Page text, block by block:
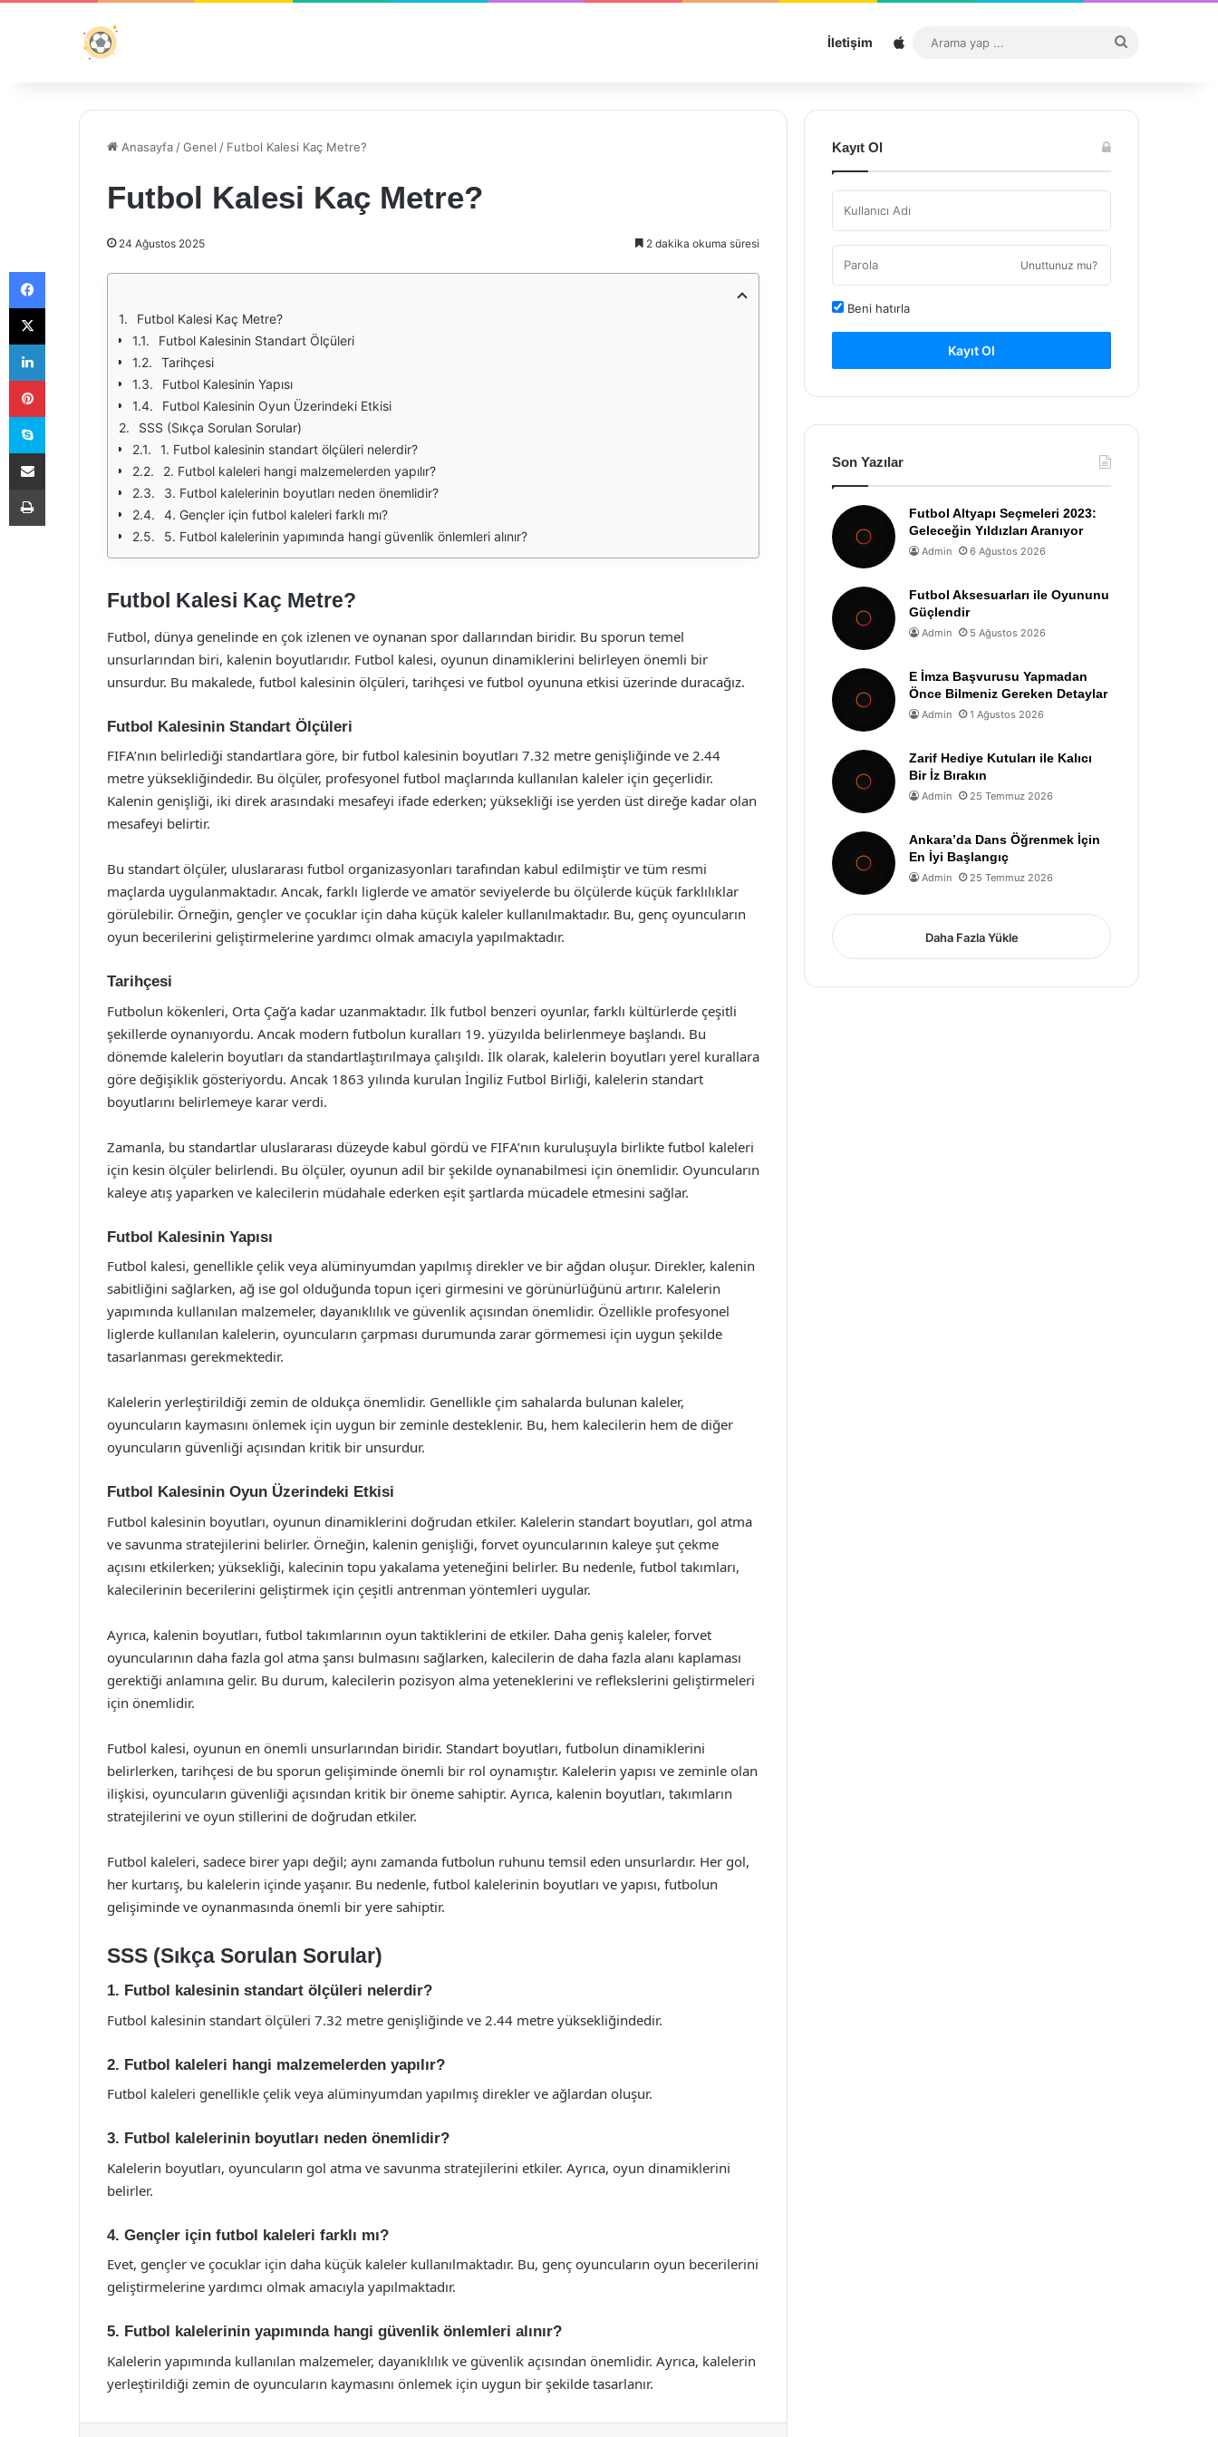
İletişim Sitemap
...
Anasayfa /Genel / Futbol Kalesi Kaç Metre?
Futbol Kalesi Kaç Metre?
24 Ağustos 2025 2 dakika okuma süresi
Futbol Kalesi Kaç Metre?
Futbol Kalesinin Standart Ölçüleri
Tarihçesi
Futbol Kalesinin Yapısı
Futbol Kalesinin Oyun Üzerindeki Etkisi
SSS (Sıkça Sorulan Sorular)
1. Futbol kalesinin standart ölçüleri nelerdir?
2. Futbol kaleleri hangi malzemelerden yapılır?
3. Futbol kalelerinin boyutları neden önemlidir?
4. Gençler için futbol kaleleri farklı mı?
5. Futbol kalelerinin yapımında hangi güvenlik önlemleri alınır?
Futbol Kalesi Kaç Metre?
Futbol, dünya genelinde en çok izlenen ve oynanan spor dallarından biridir. Bu sporun temel
unsurlarından biri, kalenin boyutlarıdır. Futbol kalesi, oyunun dinamiklerini belirleyen önemli bir
unsurdur. Bu makalede, futbol kalesinin ölçüleri, tarihçesi ve futbol oyununa etkisi üzerinde duracağız.
Futbol Kalesinin Standart Ölçüleri
FIFA’nın belirlediği standartlara göre, bir futbol kalesinin boyutları 7.32 metre genişliğinde ve 2.44
metre yüksekliğindedir. Bu ölçüler, profesyonel futbol maçlarında kullanılan kaleler için geçerlidir.
Kalenin genişliği, iki direk arasındaki mesafeyi ifade ederken; yüksekliği ise yerden üst direğe kadar olan
mesafeyi belirtir.
Bu standart ölçüler, uluslararası futbol organizasyonları tarafından kabul edilmiştir ve tüm resmi
maçlarda uygulanmaktadır. Ancak, farklı liglerde ve amatör seviyelerde bu ölçülerde küçük farklılıklar
görülebilir. Örneğin, gençler ve çocuklar için daha küçük kaleler kullanılmaktadır. Bu, genç oyuncuların
oyun becerilerini geliştirmelerine yardımcı olmak amacıyla yapılmaktadır.
Tarihçesi
Futbolun kökenleri, Orta Çağ’a kadar uzanmaktadır. İlk futbol benzeri oyunlar, farklı kültürlerde çeşitli
şekillerde oynanıyordu. Ancak modern futbolun kuralları 19. yüzyılda belirlenmeye başlandı. Bu
dönemde kalelerin boyutları da standartlaştırılmaya çalışıldı. İlk olarak, kalelerin boyutları yerel kurallara
göre değişiklik gösteriyordu. Ancak 1863 yılında kurulan İngiliz Futbol Birliği, kalelerin standart
boyutlarını belirlemeye karar verdi.
Zamanla, bu standartlar uluslararası düzeyde kabul gördü ve FIFA’nın kuruluşuyla birlikte futbol kaleleri
için kesin ölçüler belirlendi. Bu ölçüler, oyunun adil bir şekilde oynanabilmesi için önemlidir. Oyuncuların
kaleye atış yaparken ve kalecilerin müdahale ederken eşit şartlarda mücadele etmesini sağlar.
Futbol Kalesinin Yapısı
Futbol kalesi, genellikle çelik veya alüminyumdan yapılmış direkler ve bir ağdan oluşur. Direkler, kalenin
sabitliğini sağlarken, ağ ise gol olduğunda topun içeri girmesini ve görünürlüğünü artırır. Kalelerin
yapımında kullanılan malzemeler, dayanıklılık ve güvenlik açısından önemlidir. Özellikle profesyonel
liglerde kullanılan kalelerin, oyuncuların çarpması durumunda zarar görmemesi için uygun şekilde
tasarlanması gerekmektedir.
Kalelerin yerleştirildiği zemin de oldukça önemlidir. Genellikle çim sahalarda bulunan kaleler,
oyuncuların kaymasını önlemek için uygun bir zeminle desteklenir. Bu, hem kalecilerin hem de diğer
oyuncuların güvenliği açısından kritik bir unsurdur.
Futbol Kalesinin Oyun Üzerindeki Etkisi
Futbol kalesinin boyutları, oyunun dinamiklerini doğrudan etkiler. Kalelerin standart boyutları, gol atma
ve savunma stratejilerini belirler. Örneğin, kalenin genişliği, forvet oyuncularının kaleye şut çekme
açısını etkilerken; yüksekliği, kalecinin topu yakalama yeteneğini belirler. Bu nedenle, futbol takımları,
kalecilerinin becerilerini geliştirmek için çeşitli antrenman yöntemleri uygular.
Ayrıca, kalenin boyutları, futbol takımlarının oyun taktiklerini de etkiler. Daha geniş kaleler, forvet
oyuncularının daha fazla gol atma şansı bulmasını sağlarken, kalecilerin de daha fazla alanı kaplaması
gerektiği anlamına gelir. Bu durum, kalecilerin pozisyon alma yeteneklerini ve reflekslerini geliştirmeleri
için önemlidir.
Futbol kalesi, oyunun en önemli unsurlarından biridir. Standart boyutları, futbolun dinamiklerini
belirlerken, tarihçesi de bu sporun gelişiminde önemli bir rol oynamıştır. Kalelerin yapısı ve zeminle olan
ilişkisi, oyuncuların güvenliği açısından kritik bir öneme sahiptir. Ayrıca, kalenin boyutları, takımların
stratejilerini ve oyun stillerini de doğrudan etkiler.
Futbol kaleleri, sadece birer yapı değil; aynı zamanda futbolun ruhunu temsil eden unsurlardır. Her gol,
her kurtarış, bu kalelerin içinde yaşanır. Bu nedenle, futbol kalelerinin boyutları ve yapısı, futbolun
gelişiminde ve oynanmasında önemli bir yere sahiptir.
SSS (Sıkça Sorulan Sorular)
1. Futbol kalesinin standart ölçüleri nelerdir?
Futbol kalesinin standart ölçüleri 7.32 metre genişliğinde ve 2.44 metre yüksekliğindedir.
2. Futbol kaleleri hangi malzemelerden yapılır?
Futbol kaleleri genellikle çelik veya alüminyumdan yapılmış direkler ve ağlardan oluşur.
3. Futbol kalelerinin boyutları neden önemlidir?
Kalelerin boyutları, oyuncuların gol atma ve savunma stratejilerini etkiler. Ayrıca, oyun dinamiklerini
belirler.
4. Gençler için futbol kaleleri farklı mı?
Evet, gençler ve çocuklar için daha küçük kaleler kullanılmaktadır. Bu, genç oyuncuların oyun becerilerini
geliştirmelerine yardımcı olmak amacıyla yapılmaktadır.
5. Futbol kalelerinin yapımında hangi güvenlik önlemleri alınır?
Kalelerin yapımında kullanılan malzemeler, dayanıklılık ve güvenlik açısından önemlidir. Ayrıca, kalelerin
yerleştirildiği zemin de oyuncuların kaymasını önlemek için uygun bir şekilde tasarlanır.
Kayıt Ol
Unuttunuz mu?
Beni hatırla
Kayıt Ol
Son Yazılar
Futbol Altyapı Seçmeleri 2023:
Geleceğin Yıldızları Aranıyor
Admin 6 Ağustos 2026
Futbol Aksesuarları ile Oyununu
Güçlendir
Admin 5 Ağustos 2026
E İmza Başvurusu Yapmadan
Önce Bilmeniz Gereken Detaylar
Admin 1 Ağustos 2026
Zarif Hediye Kutuları ile Kalıcı
Bir İz Bırakın
Admin 25 Temmuz 2026
Ankara’da Dans Öğrenmek İçin
En İyi Başlangıç
Admin 25 Temmuz 2026
Daha Fazla Yükle
Facebook
X
LinkedIn
Pinterest
Skype
E-Posta ile paylaş